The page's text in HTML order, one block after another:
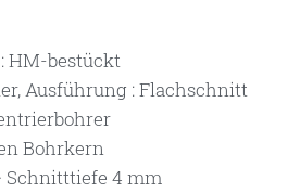
HM-bestückt
Ausführung : Flachschnitt
Bohrkern
Schnitttiefe 4 mm